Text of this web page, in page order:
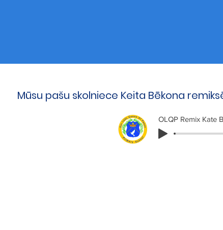
Mūsu pašu skolniece Keita Bēkona
OLQP Remix Kate